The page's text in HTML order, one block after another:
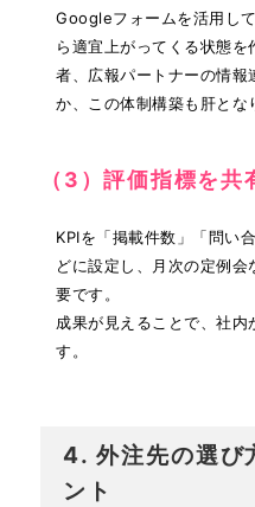
Googleフォームを活用し
ら適宜上がってくる状態
者、広報パートナーの情報
か、この体制構築も肝とな
（3）評価指標を共
KPIを「掲載件数」「問い
どに設定し、月次の定例
要です。
成果が見えることで、社内
す。
4. 外注先の選び
ント